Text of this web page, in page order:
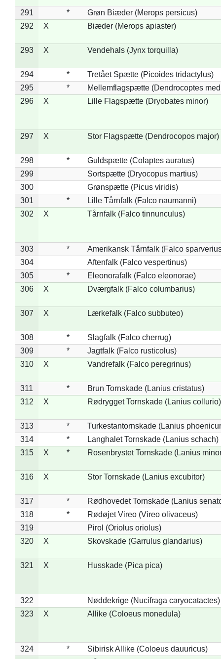
291 *
Grøn Biæder (Merops persicus)
292
X Biæder (Merops apiaster)
293 X Vendehals (Jynx torquilla)
294 *
Tretået Spætte (Picoides tridactylus)
295
*
Mellemflagspætte (Dendrocoptes
296
X Lille Flagspætte (Dryobates minor)
297 X Stor Flagspætte (Dendrocopos major)
298 *
Guldspætte (Colaptes auratus)
299
Sortspætte (Dryocopus martius)
300
Grønspætte (Picus viridis)
301
*
Lille Tårnfalk (Falco naumanni)
302
X Tårnfalk (Falco tinnunculus)
303 *
Amerikansk Tårnfalk (Falco
304
Aftenfalk (Falco vespertinus)
305
*
Eleonorafalk (Falco eleonorae)
306
X Dværgfalk (Falco columbarius)
307 X Lærkefalk (Falco subbuteo)
308 *
Slagfalk (Falco cherrug)
309
*
Jagtfalk (Falco rusticolus)
310
X Vandrefalk (Falco peregrinus)
311 *
Brun Tornskade (Lanius cristatus)
312
X Rødrygget Tornskade (Lanius collurio)
313 *
Turkestantornskade (Lanius
314
*
Langhalet Tornskade (Lanius schach)
315
X * Rosenbrystet Tornskade (Lanius
316 X Stor Tornskade (Lanius excubitor)
317 *
Rødhovedet Tornskade (Lanius
318
*
Rødøjet Vireo (Vireo olivaceus)
319
Pirol (Oriolus oriolus)
320
X Skovskade (Garrulus glandarius)
321 X Husskade (Pica pica)
322
Nøddekrige (Nucifraga caryocatactes)
323
X Allike (Coloeus monedula)
324 *
Sibirisk Allike (Coloeus dauuricus)